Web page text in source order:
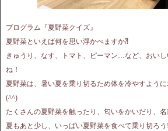
プログラム『夏野菜クイズ』
夏野菜といえば何を思い浮かべますか⁈
きゅうり、なす、トマト、ピーマン…など、おい
ね！
夏野菜は、暑い夏を乗り切るため体を冷やすよう
(^^)
たくさんの夏野菜を触ったり、匂いをかいだり、
夏もあと少し、いっぱい夏野菜を食べて乗り切ろう